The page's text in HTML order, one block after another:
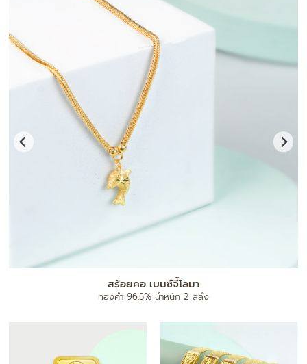
สร้อยคอ เบนซ์จี้โลมา
ทองคำ 96.5% น้ำหนัก 2 สลึง